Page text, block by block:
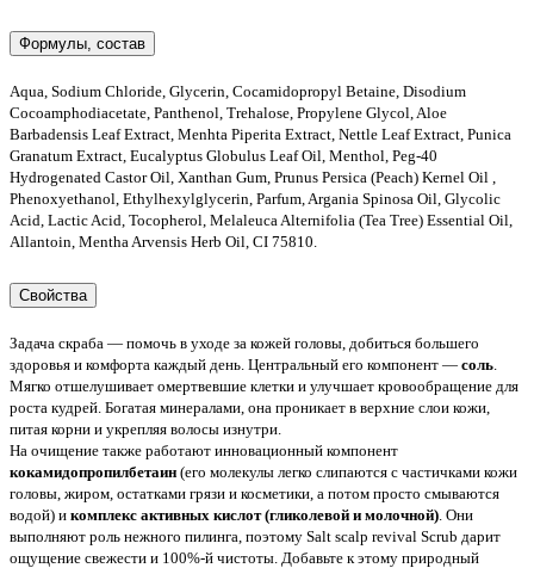
Формулы, состав
Aqua, Sodium Chloride, Glycerin, Cocamidopropyl Betaine, Disodium
Cocoamphodiacetate, Panthenol, Trehalose, Propylene Glycol, Aloe
Barbadensis Leaf Extract, Menhta Piperita Extract, Nettle Leaf Extract, Punica
Granatum Extract, Eucalyptus Globulus Leaf Oil, Menthol, Peg-40
Hydrogenated Castor Oil, Xanthan Gum, Prunus Persica (Peach) Kernel Oil ,
Phenoxyethanol, Ethylhexylglycerin, Parfum, Argania Spinosa Oil, Glycolic
Acid, Lactic Acid, Tocopherol, Melaleuca Alternifolia (Tea Tree) Essential Oil,
Allantoin, Mentha Arvensis Herb Oil, CI 75810.
Свойства
Задача скраба — помочь в уходе за кожей головы, добиться большего
здоровья и комфорта каждый день. Центральный его компонент — соль
Мягко отшелушивает омертвевшие клетки и улучшает кровообращение для
роста кудрей. Богатая минералами, она ​​проникает в верхние слои кожи,
питая корни и укрепляя волосы изнутри.
На очищение также работают инновационный компонент
кокамидопропилбетаин (его молекулы легко слипаются с частичками кожи
головы, жиром, остатками грязи и косметики, а потом просто смываются
водой) и комплекс активных кислот (гликолевой и молочной) . Они
выполняют роль нежного пилинга, поэтому Salt scalp revival Scrub дарит
ощущение свежести и 100%-й чистоты. Добавьте к этому природный